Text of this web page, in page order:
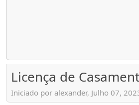
Licença de
Iniciado por alexander, Julho 07,